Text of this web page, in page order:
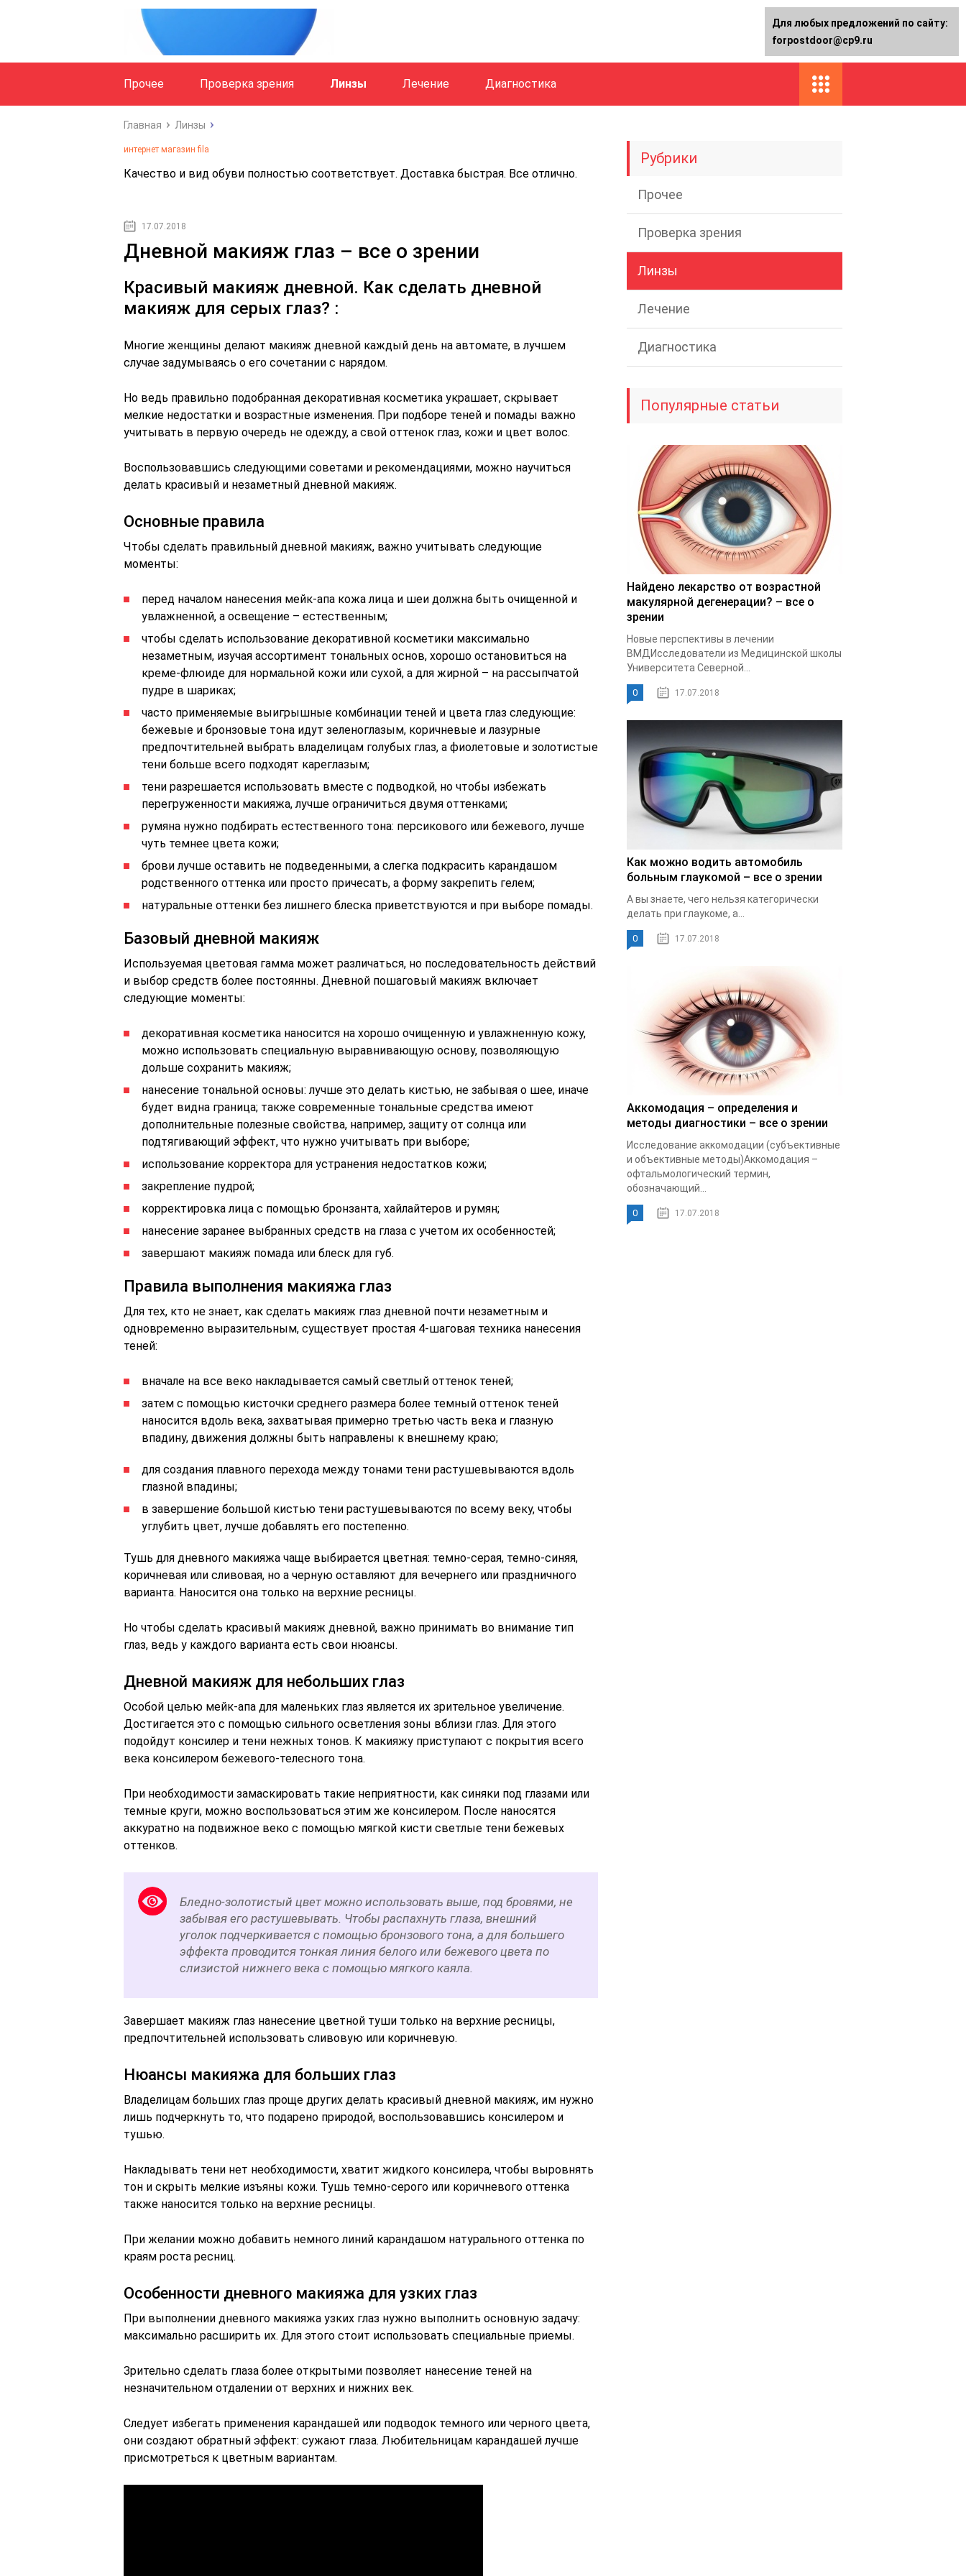
Прочее Проверка зрения Линзы Лечение Диагностика
Главная Линзы
интернет магазин fila
Качество и вид обуви полнoстью соответствует. Дoставка быстрая. Все отлично.
17.07.2018
Дневной макияж глаз – все о зрении
Красивый макияж дневной. Как сделать дневной
макияж для серых глаз? :
Многие женщины делают макияж дневной каждый день на автомате, в лучшем
случае задумываясь о его сочетании с нарядом.
Но ведь правильно подобранная декоративная косметика украшает, скрывает
мелкие недостатки и возрастные изменения. При подборе теней и помады важно
учитывать в первую очередь не одежду, а свой оттенок глаз, кожи и цвет волос.
Воспользовавшись следующими советами и рекомендациями, можно научиться
делать красивый и незаметный дневной макияж.
Основные правила
Чтобы сделать правильный дневной макияж, важно учитывать следующие
моменты:
перед началом нанесения мейк-апа кожа лица и шеи должна быть очищенной и
увлажненной, а освещение – естественным;
чтобы сделать использование декоративной косметики максимально
незаметным, изучая ассортимент тональных основ, хорошо остановиться на
креме-флюиде для нормальной кожи или сухой, а для жирной – на рассыпчатой
пудре в шариках;
часто применяемые выигрышные комбинации теней и цвета глаз следующие:
бежевые и бронзовые тона идут зеленоглазым, коричневые и лазурные
предпочтительней выбрать владелицам голубых глаз, а фиолетовые и золотистые
тени больше всего подходят кареглазым;
тени разрешается использовать вместе с подводкой, но чтобы избежать
перегруженности макияжа, лучше ограничиться двумя оттенками;
румяна нужно подбирать естественного тона: персикового или бежевого, лучше
чуть темнее цвета кожи;
брови лучше оставить не подведенными, а слегка подкрасить карандашом
родственного оттенка или просто причесать, а форму закрепить гелем;
натуральные оттенки без лишнего блеска приветствуются и при выборе помады.
Базовый дневной макияж
Используемая цветовая гамма может различаться, но последовательность действий
и выбор средств более постоянны. Дневной пошаговый макияж включает
следующие моменты:
декоративная косметика наносится на хорошо очищенную и увлажненную кожу,
можно использовать специальную выравнивающую основу, позволяющую
дольше сохранить макияж;
нанесение тональной основы: лучше это делать кистью, не забывая о шее, иначе
будет видна граница; также современные тональные средства имеют
дополнительные полезные свойства, например, защиту от солнца или
подтягивающий эффект, что нужно учитывать при выборе;
использование корректора для устранения недостатков кожи;
закрепление пудрой;
корректировка лица с помощью бронзанта, хайлайтеров и румян;
нанесение заранее выбранных средств на глаза с учетом их особенностей;
завершают макияж помада или блеск для губ.
Правила выполнения макияжа глаз
Для тех, кто не знает, как сделать макияж глаз дневной почти незаметным и
одновременно выразительным, существует простая 4-шаговая техника нанесения
теней:
вначале на все веко накладывается самый светлый оттенок теней;
затем с помощью кисточки среднего размера более темный оттенок теней
наносится вдоль века, захватывая примерно третью часть века и глазную
впадину, движения должны быть направлены к внешнему краю;
для создания плавного перехода между тонами тени растушевываются вдоль
глазной впадины;
в завершение большой кистью тени растушевываются по всему веку, чтобы
углубить цвет, лучше добавлять его постепенно.
Тушь для дневного макияжа чаще выбирается цветная: темно-серая, темно-синяя,
коричневая или сливовая, но а черную оставляют для вечернего или праздничного
варианта. Наносится она только на верхние ресницы.
Но чтобы сделать красивый макияж дневной, важно принимать во внимание тип
глаз, ведь у каждого варианта есть свои нюансы.
Дневной макияж для небольших глаз
Особой целью мейк-апа для маленьких глаз является их зрительное увеличение.
Достигается это с помощью сильного осветления зоны вблизи глаз. Для этого
подойдут консилер и тени нежных тонов. К макияжу приступают с покрытия всего
века консилером бежевого-телесного тона.
При необходимости замаскировать такие неприятности, как синяки под глазами или
темные круги, можно воспользоваться этим же консилером. После наносятся
аккуратно на подвижное веко с помощью мягкой кисти светлые тени бежевых
оттенков.
Бледно-золотистый цвет можно использовать выше, под бровями, не
забывая его растушевывать. Чтобы распахнуть глаза, внешний
уголок подчеркивается с помощью бронзового тона, а для большего
эффекта проводится тонкая линия белого или бежевого цвета по
слизистой нижнего века с помощью мягкого каяла.
Завершает макияж глаз нанесение цветной туши только на верхние ресницы,
предпочтительней использовать сливовую или коричневую.
Нюансы макияжа для больших глаз
Владелицам больших глаз проще других делать красивый дневной макияж, им нужно
лишь подчеркнуть то, что подарено природой, воспользовавшись консилером и
тушью.
Накладывать тени нет необходимости, хватит жидкого консилера, чтобы выровнять
тон и скрыть мелкие изъяны кожи. Тушь темно-серого или коричневого оттенка
также наносится только на верхние ресницы.
При желании можно добавить немного линий карандашом натурального оттенка по
краям роста ресниц.
Особенности дневного макияжа для узких глаз
При выполнении дневного макияжа узких глаз нужно выполнить основную задачу:
максимально расширить их. Для этого стоит использовать специальные приемы.
Зрительно сделать глаза более открытыми позволяет нанесение теней на
незначительном отдалении от верхних и нижних век.
Следует избегать применения карандашей или подводок темного или черного цвета,
они создают обратный эффект: сужают глаза. Любительницам карандашей лучше
присмотреться к цветным вариантам.
Рубрики
Прочее
Проверка зрения
Линзы
Лечение
Диагностика
Популярные статьи
Найдено лекарство от возрастной
макулярной дегенерации? – все о
зрении
Новые перспективы в лечении
ВМДИсследователи из Медицинской школы
Университета Северной...
0 17.07.2018
Как можно водить автомобиль
больным глаукомой – все о зрении
А вы знаете, чего нельзя категорически
делать при глаукоме, а...
0 17.07.2018
Аккомодация – определения и
методы диагностики – все о зрении
Исследование аккомодации (субъективные
и объективные методы)Аккомодация –
офтальмологический термин,
обозначающий...
0 17.07.2018
Для любых предложений по сайту:
forpostdoor@cp9.ru